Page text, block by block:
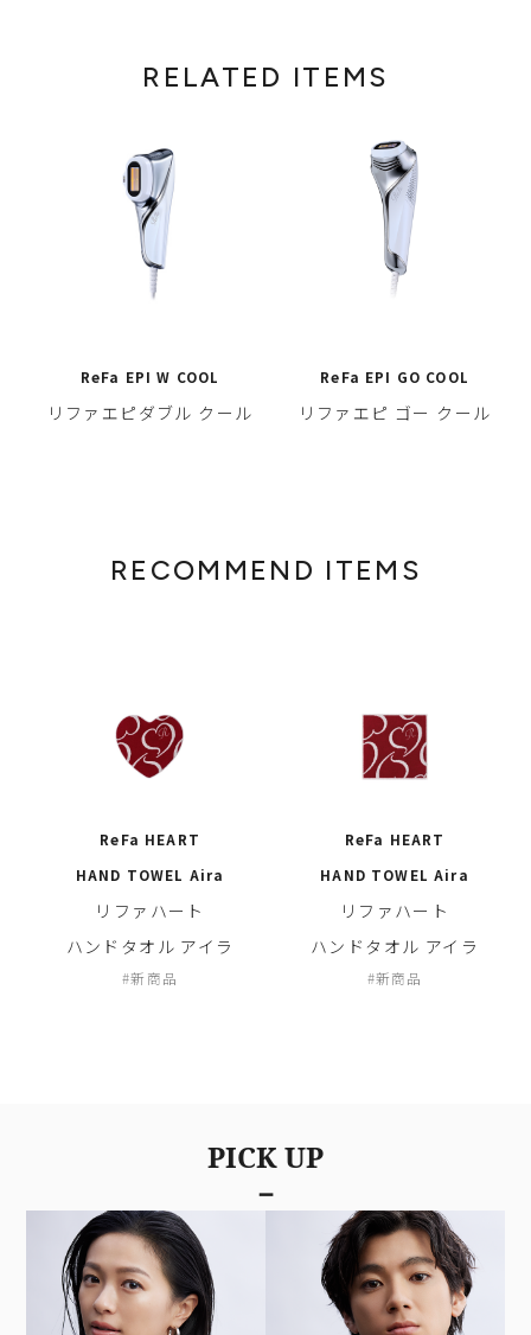
RELATED ITEMS
ReFa EPI W COOL
リファエピダブル クール
ReFa EPI GO COOL
リファエピ ゴー クール
RECOMMEND ITEMS
ReFa HEART
HAND TOWEL Aira
リファハート
ハンドタオル アイラ
新商品
ReFa HEART
HAND TOWEL Aira
リファハート
ハンドタオル アイラ
新商品
PICK UP
－